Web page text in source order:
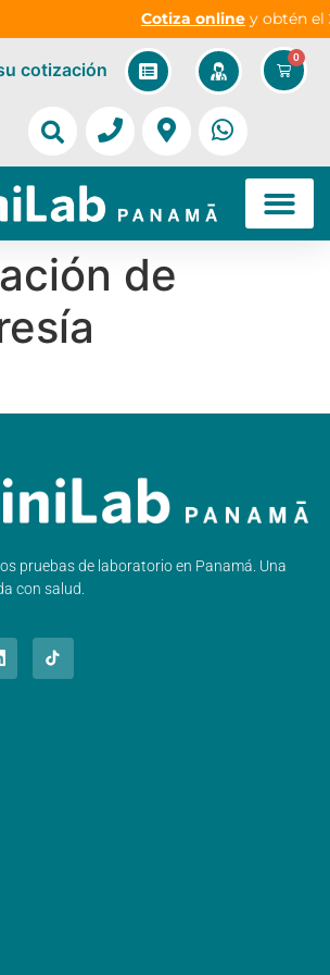
Cotiza onliney obtén el
0
cotización
de
pruebas de laboratorio en Panamá. Una
con salud.